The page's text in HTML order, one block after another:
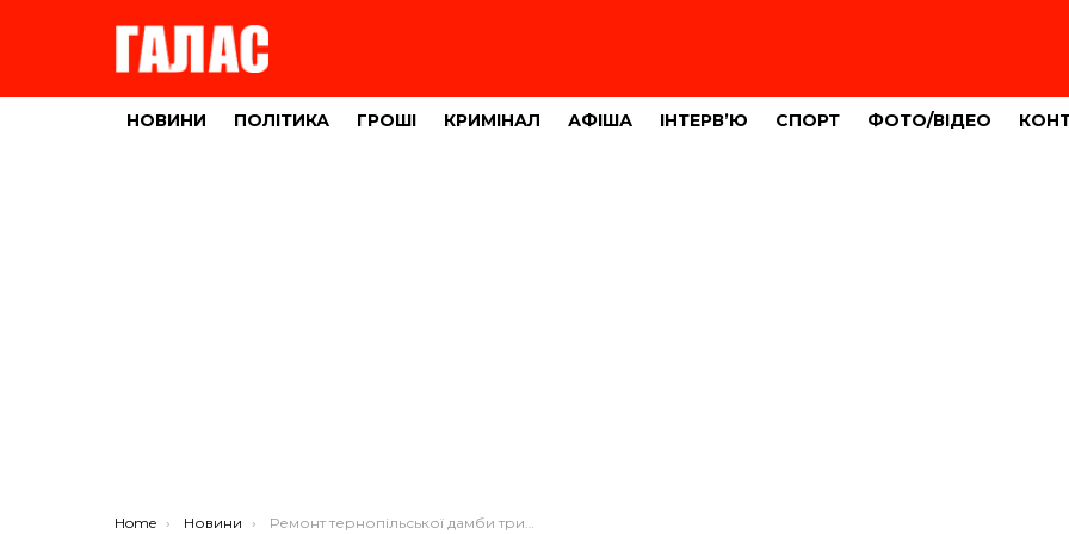
НОВИНИ ПОЛІТИКА ГРОШІ КРИМІНАЛ АФІША ІНТЕРВ’Ю СПОРТ ФОТО/ВІДЕО
You are here:
Home Новини Ремонт тернопільської дамби триватиме іще два місяці